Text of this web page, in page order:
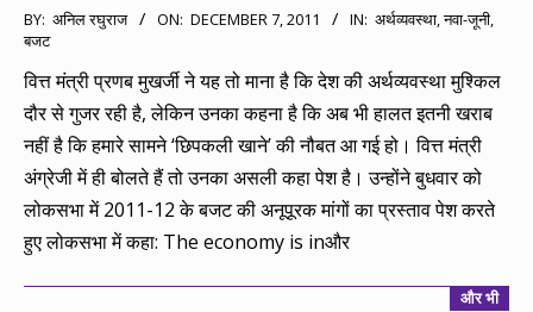
2011-
12-
07
BY: अनिल रघुराज ON: DECEMBER 7, 2011 IN: अर्थव्यवस्था,नवा-जूनी,
बजट
वित्त मंत्री प्रणब मुखर्जी ने यह तो माना है कि देश की अर्थव्यवस्था मुश्किल
दौर से गुजर रही है, लेकिन उनका कहना है कि अब भी हालत इतनी खराब
नहीं है कि हमारे सामने ‘छिपकली खाने’ की नौबत आ गई हो। वित्त मंत्री
अंग्रेजी में ही बोलते हैं तो उनका असली कहा पेश है। उन्होंने बुधवार को
लोकसभा में 2011-12 के बजट की अनूपूरक मांगों का प्रस्ताव पेश करते
हुए लोकसभा में कहा: The economy is inऔर
और भी